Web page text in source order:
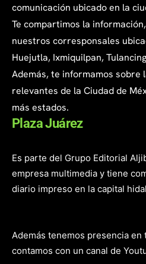
comunicación ubicado en la
Te compartimos la
nuestros corresponsales
Huejutla, Ixmiquilpan,
Además, te informamos sobre
relevantes de la Ciudad de
más estados.
Plaza Juárez
Es parte del Grupo Editorial
empresa multimedia y tiene
diario impreso en la capital
Además tenemos presencia
contamos con un canal de